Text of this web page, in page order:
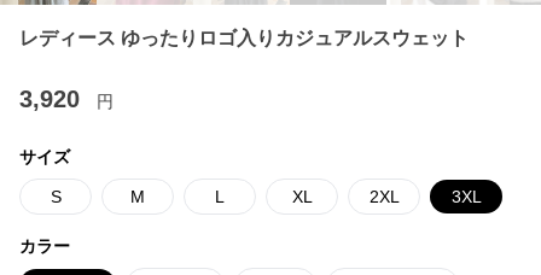
レディース ゆったりロゴ入りカジュアルスウェット
3,920 円
サイズ
S M L XL 2XL 3XL
カラー